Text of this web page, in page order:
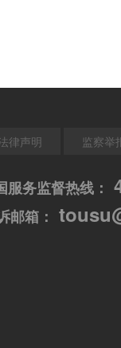
律声明 监察举
服务监督热线：
邮箱：